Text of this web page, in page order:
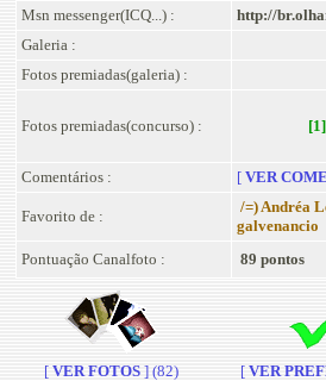
Msn messenger(ICQ...) :
http://
Galeria :
Fotos premiadas(galeria) :
Fotos premiadas(concurso) : [1]
Comentários : [ VER
Favorito de :
/=) Andréa
galvenancio
Pontuação Canalfoto :
89 pontos
[VER FOTOS ] (82) [VER